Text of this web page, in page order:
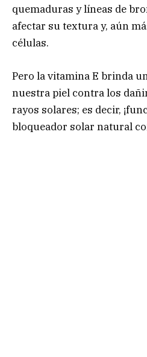
quemaduras y líneas de
afectar su textura y, aún
células.
Pero la vitamina E brinda
nuestra piel contra los
rayos solares; es decir,
bloqueador solar natural